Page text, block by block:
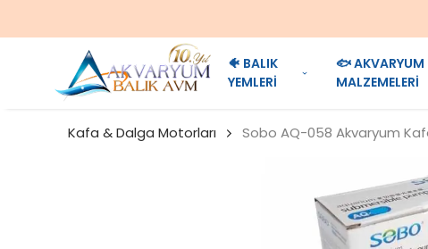
🐠 BALIK
YEMLERİ
🐟 AKVARYUM
MALZEMELERİ
Kafa & Dalga Motorları Sobo AQ-058 Akvaryum